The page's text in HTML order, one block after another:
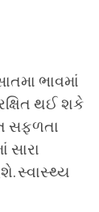
ભાવમાં
થઈ શકે
સફળતા
સારા
સ્વાસ્થ્ય